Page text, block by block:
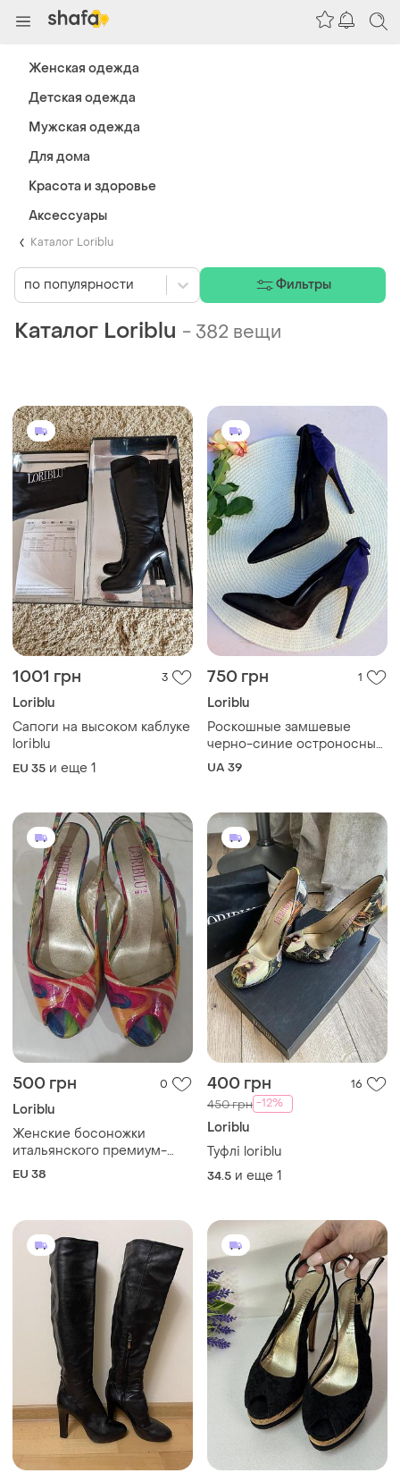
Каталог Loriblu
Каталог Loriblu - 382 вещи
1001 грн 3
Loriblu
Сапоги на высоком каблуке
loriblu
EU 35 и еще 1
750 грн 1
Loriblu
Роскошные замшевые
черно-синие остроносные
туфли на шпильках с
UA 39
500 грн 0
Loriblu
Женские босоножки
итальянского премиум-
бренда loriblu.
EU 38
400 грн 16
450 грн -12%
Loriblu
Туфлі loriblu
34.5 и еще 1
по популярности Фильтры
Женская одежда
Детская одежда
Мужская одежда
Для дома
Красота и здоровье
Аксессуары